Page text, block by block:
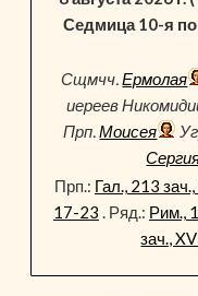
Седмица 10-я
Сщмчч.Ермолая
иереев
Прп.Моисея
Прп.: Гал., 213
17-23 . Ряд.: Рим.,
зач.,